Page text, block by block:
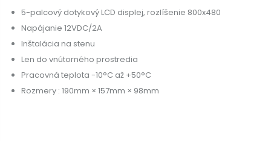
5-palcový dotykový LCD displej, rozlíšenie 800x480
Napájanie 12VDC/2A
Inštalácia na stenu
Len do vnútorného prostredia
Pracovná teplota -10°C až +50°C
Rozmery : 190mm × 157mm × 98mm